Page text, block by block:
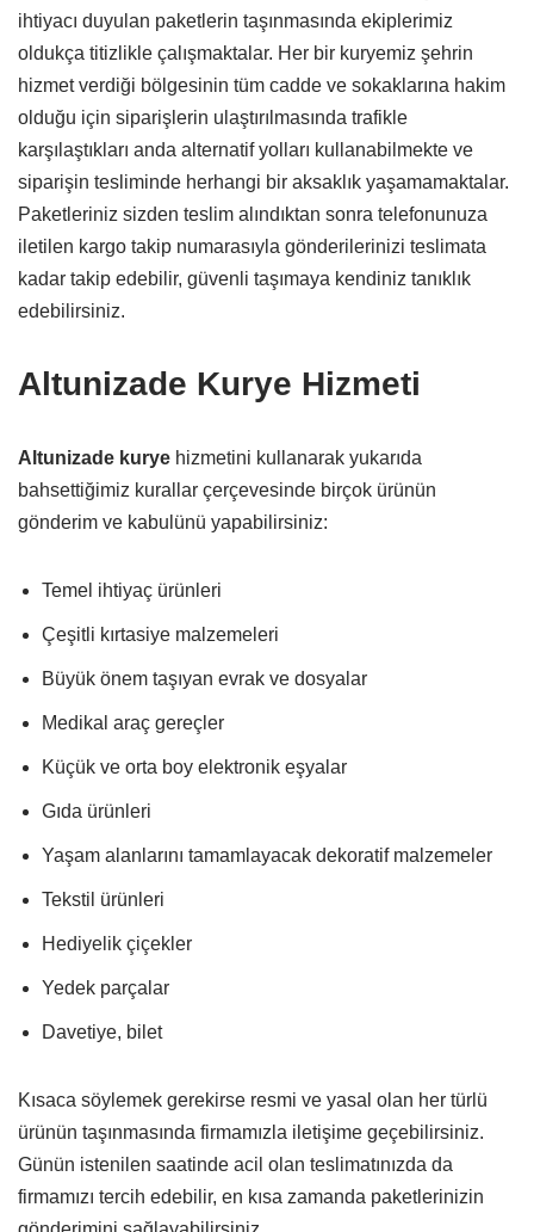
ihtiyacı duyulan paketlerin taşınmasında ekiplerimiz
oldukça titizlikle çalışmaktalar. Her bir kuryemiz şehrin
hizmet verdiği bölgesinin tüm cadde ve sokaklarına hakim
olduğu için siparişlerin ulaştırılmasında trafikle
karşılaştıkları anda alternatif yolları kullanabilmekte ve
siparişin tesliminde herhangi bir aksaklık yaşamamaktalar.
Paketleriniz sizden teslim alındıktan sonra telefonunuza
iletilen kargo takip numarasıyla gönderilerinizi teslimata
kadar takip edebilir, güvenli taşımaya kendiniz tanıklık
edebilirsiniz.
Altunizade Kurye Hizmeti
Altunizade kurye hizmetini kullanarak yukarıda
bahsettiğimiz kurallar çerçevesinde birçok ürünün
gönderim ve kabulünü yapabilirsiniz:
Temel ihtiyaç ürünleri
Çeşitli kırtasiye malzemeleri
Büyük önem taşıyan evrak ve dosyalar
Medikal araç gereçler
Küçük ve orta boy elektronik eşyalar
Gıda ürünleri
Yaşam alanlarını tamamlayacak dekoratif malzemeler
Tekstil ürünleri
Hediyelik çiçekler
Yedek parçalar
Davetiye, bilet
Kısaca söylemek gerekirse resmi ve yasal olan her türlü
ürünün taşınmasında firmamızla iletişime geçebilirsiniz.
Günün istenilen saatinde acil olan teslimatınızda da
firmamızı tercih edebilir, en kısa zamanda paketlerinizin